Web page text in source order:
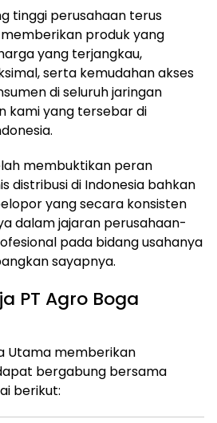
tinggi perusahaan terus
produk yang
yang terjangkau,
serta kemudahan akses
di seluruh jaringan
kami yang tersebar di
membuktikan peran
distribusi di Indonesia bahkan
yang secara konsisten
dalam jajaran perusahaan-
pada bidang usahanya
sayapnya.
PT Agro Boga
Utama memberikan
bergabung bersama
berikut: